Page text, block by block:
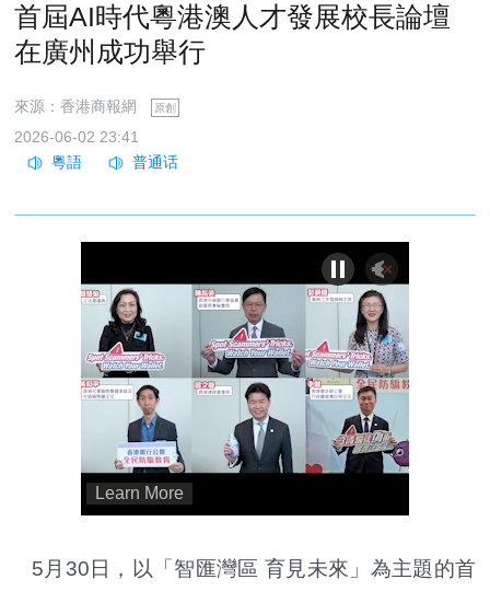
首屆AI時代粵港澳人才發展校長論壇
在廣州成功舉行
來源：香港商報網 原創
2026-06-02 23:41
5月30日，以「智匯灣區 育見未來」為主題的首